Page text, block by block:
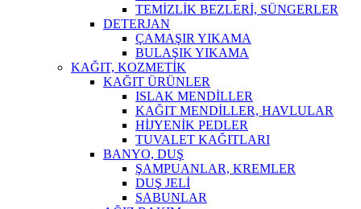
TEMİZLİK BEZLERİ, SÜNGERLER
DETERJAN
ÇAMAŞIR YIKAMA
BULAŞIK YIKAMA
KAĞIT, KOZMETİK
KAĞIT ÜRÜNLER
ISLAK MENDİLLER
KAĞIT MENDİLLER, HAVLULAR
HİJYENİK PEDLER
TUVALET KAĞITLARI
BANYO, DUŞ
ŞAMPUANLAR, KREMLER
DUŞ JELİ
SABUNLAR